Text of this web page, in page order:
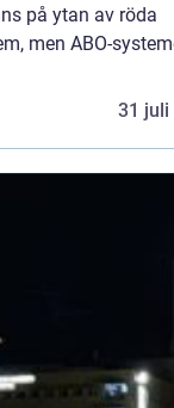
på ytan av röda
men ABO-
31 juli